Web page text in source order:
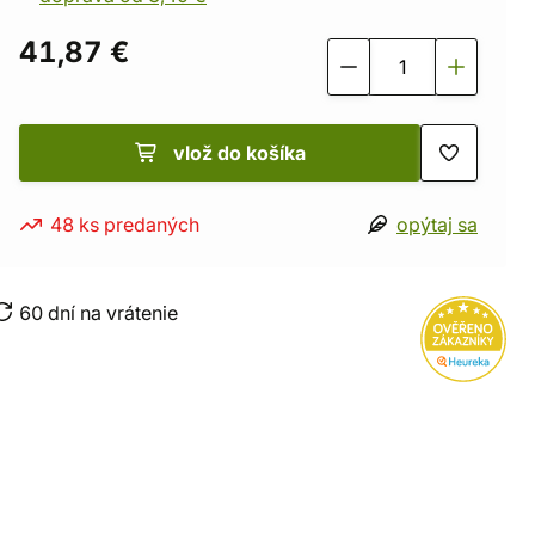
41,87 €
vlož do košíka
48 ks predaných opýtaj sa
60 dní na vrátenie